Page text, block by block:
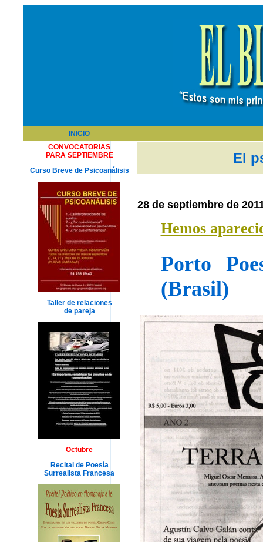
INICIO
CONVOCATORIAS
PARA SEPTIEMBRE
Curso Breve de Psicoanálisis
Taller de relaciones
de pareja
Octubre
Recital de Poesía
Surrealista Francesa
El
28 de septiembre de
Hemos
Porto
(Brasil)